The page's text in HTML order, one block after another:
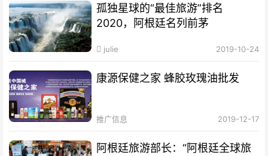
孤独星球的“最佳旅游”排名
2020，阿根廷名列前茅
julie 2019-10-24
康源保健之家 蜂胶玫瑰油批发
推广信息 2019-12-17
阿根廷旅游部长：“阿根廷全球旅